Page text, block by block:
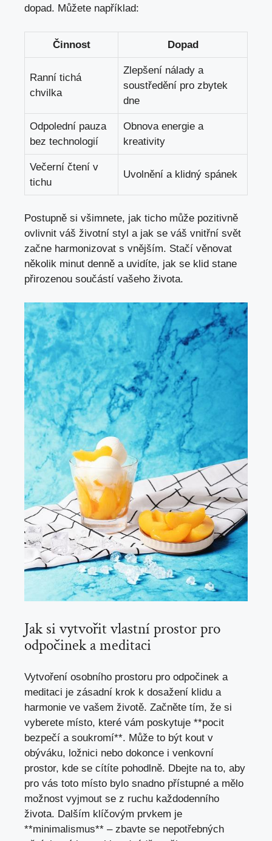
dopad. Můžete například:
Činnost Dopad
Ranní tichá
chvilka
Zlepšení nálady a
soustředění pro zbytek
dne
Odpolední pauza
bez technologií
Obnova ‍energie a
kreativity
Večerní čtení v
tichu
Uvolnění a ⁤klidný spánek
Postupně si ​všimnete, jak ticho může ‍pozitivně
ovlivnit váš životní styl a ‍jak se váš‌ vnitřní svět
začne harmonizovat s ⁢vnějším. Stačí věnovat
několik minut⁢ denně a uvidíte,‌ jak se ‍klid stane
přirozenou součástí⁢ vašeho života.
Jak si vytvořit vlastní prostor pro
odpočinek a meditaci
Vytvoření osobního prostoru pro odpočinek a
meditaci je⁣ zásadní krok k dosažení klidu a
harmonie ve vašem životě. Začněte tím, že si
vyberete místo, které vám poskytuje **pocit
bezpečí a soukromí**. Může to být kout v
obýváku, ložnici nebo dokonce i venkovní
prostor, kde se cítíte pohodlně. Dbejte na to, aby
pro vás toto místo bylo snadno přístupné a mělo
možnost vyjmout se z ruchu každodenního
života. Dalším klíčovým prvkem je
**minimalismus** – zbavte se nepotřebných